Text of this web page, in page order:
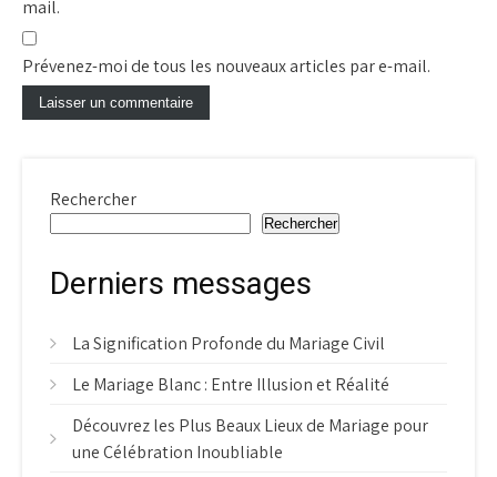
mail.
Prévenez-moi de tous les nouveaux articles par e-mail.
Rechercher
Rechercher
Derniers messages
La Signification Profonde du Mariage Civil
Le Mariage Blanc : Entre Illusion et Réalité
Découvrez les Plus Beaux Lieux de Mariage pour
une Célébration Inoubliable